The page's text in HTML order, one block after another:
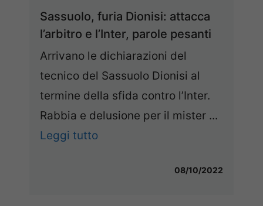
Sassuolo, furia Dionisi: attacca
l’arbitro e l’Inter, parole pesanti
Arrivano le dichiarazioni del
tecnico del Sassuolo Dionisi al
termine della sfida contro l’Inter.
Rabbia e delusione per il mister ...
Leggi tutto
08/10/2022